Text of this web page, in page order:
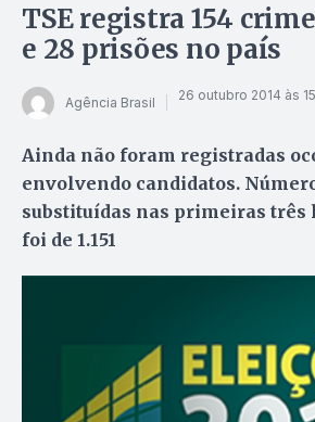
TSE registra 154
e 28 prisões no país
Agência Brasil 26 outubro 2014 às
Ainda não foram registradas
envolvendo candidatos.
substituídas nas primeiras três
foi de 1.151